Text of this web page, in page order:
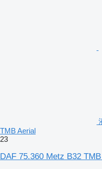
TMB Aerial
23
DAF 75.360 Metz B32